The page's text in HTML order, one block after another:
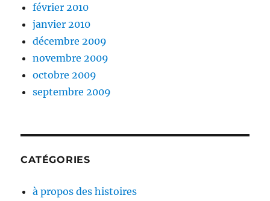
février 2010
janvier 2010
décembre 2009
novembre 2009
octobre 2009
septembre 2009
CATÉGORIES
à propos des histoires